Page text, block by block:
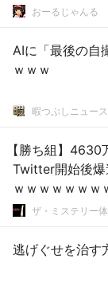
おーるじゃんる
AIに「最後の自
ｗｗｗ
暇つぶしニュース
【勝ち組】4630
Twitter開始後爆
ｗｗｗｗｗｗｗ
ザ・ミステリー
逃げぐせを治す